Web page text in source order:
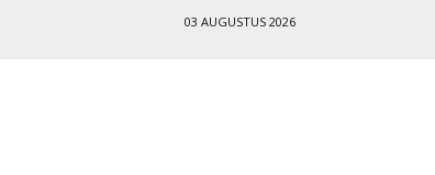
03 AUGUSTUS 2026